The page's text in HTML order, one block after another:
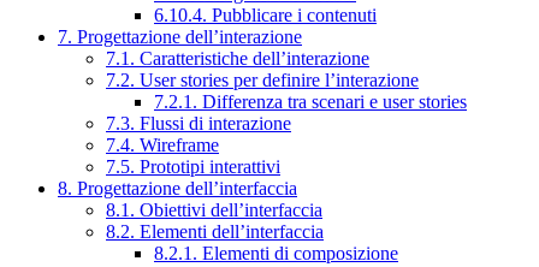
6.10.4. Pubblicare i contenuti
7. Progettazione dell’interazione
7.1. Caratteristiche dell’interazione
7.2. User stories per definire l’interazione
7.2.1. Differenza tra scenari e user stories
7.3. Flussi di interazione
7.4. Wireframe
7.5. Prototipi interattivi
8. Progettazione dell’interfaccia
8.1. Obiettivi dell’interfaccia
8.2. Elementi dell’interfaccia
8.2.1. Elementi di composizione